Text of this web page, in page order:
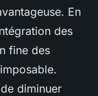
En
des
fine des
diminuer